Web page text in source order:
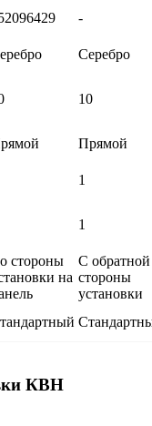
-
Серебро
10
Прямой
1
1
стороны
на
С обратной
стороны
установки
КВН